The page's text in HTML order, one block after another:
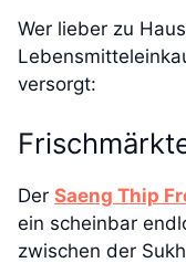
Wer lieber zu
versorgt:
Der Saeng Thip
ein scheinbar
zwischen der